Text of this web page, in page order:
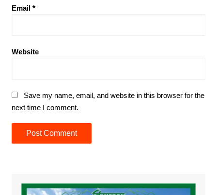
Email *
Website
Save my name, email, and website in this browser for the
next time I comment.